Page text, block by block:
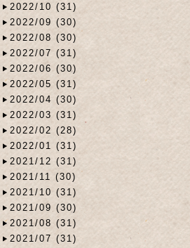
2022/10 (31)
2022/09 (30)
2022/08 (30)
2022/07 (31)
2022/06 (30)
2022/05 (31)
2022/04 (30)
2022/03 (31)
2022/02 (28)
2022/01 (31)
2021/12 (31)
2021/11 (30)
2021/10 (31)
2021/09 (30)
2021/08 (31)
2021/07 (31)